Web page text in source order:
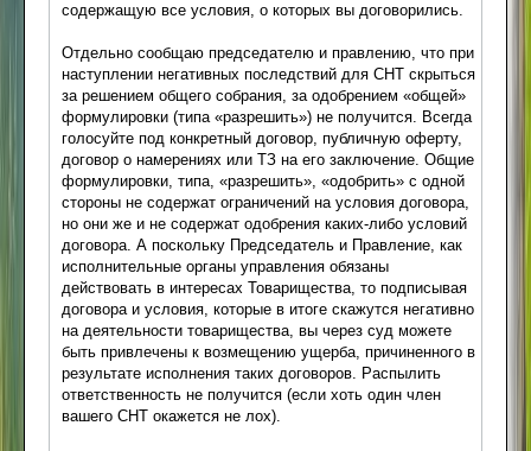
содержащую все условия, о которых вы договорились.
Отдельно сообщаю председателю и правлению, что при
наступлении негативных последствий для СНТ скрыться
за решением общего собрания, за одобрением «общей»
формулировки (типа «разрешить») не получится. Всегда
голосуйте под конкретный договор, публичную оферту,
договор о намерениях или ТЗ на его заключение. Общие
формулировки, типа, «разрешить», «одобрить» с одной
стороны не содержат ограничений на условия договора,
но они же и не содержат одобрения каких-либо условий
договора. А поскольку Председатель и Правление, как
исполнительные органы управления обязаны
действовать в интересах Товарищества, то подписывая
договора и условия, которые в итоге скажутся негативно
на деятельности товарищества, вы через суд можете
быть привлечены к возмещению ущерба, причиненного в
результате исполнения таких договоров. Распылить
ответственность не получится (если хоть один член
вашего СНТ окажется не лох).